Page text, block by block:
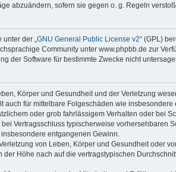
abzuändern, sofern sie gegen o. g. Regeln
unter der „GNU General Public License v2“ (GPL)
Community unter www.phpbb.de zur
der Software für bestimmte Zwecke nicht
Körper und Gesundheit und der Verletzung
für mittelbare Folgeschäden wie insbesondere
oder grob fahrlässigem Verhalten oder bei
Vertragsschluss typischerweise
entgangenen Gewinn.
von Leben, Körper und Gesundheit oder
Höhe nach auf die vertragstypischen